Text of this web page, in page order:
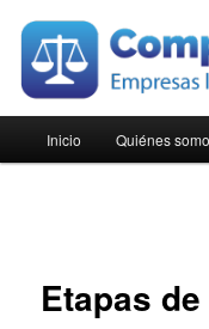
contenido
principalCompara
principal
Inicio Quiénes
Etapas